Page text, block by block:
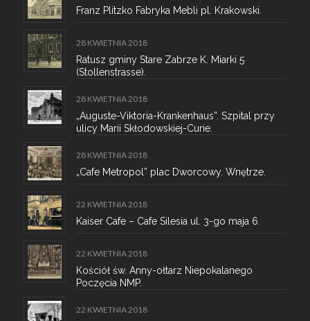
Franz Plitzko Fabryka Mebli pl. Krakowski.
28 KWIETNIA 2018
Ratusz gminy Stare Zabrze K. Miarki 5
(Stollenstrasse).
28 KWIETNIA 2018
„Auguste-Viktoria-Krankenhaus”. Szpital przy
ulicy Marii Skłodowskiej-Curie.
28 KWIETNIA 2018
„Cafe Metropol” plac Dworcowy. Wnętrze.
22 KWIETNIA 2018
Kaiser Cafe – Cafe Silesia ul. 3-go maja 6.
22 KWIETNIA 2018
Kościół św. Anny-ołtarz Niepokalanego
Poczęcia NMP.
22 KWIETNIA 2018